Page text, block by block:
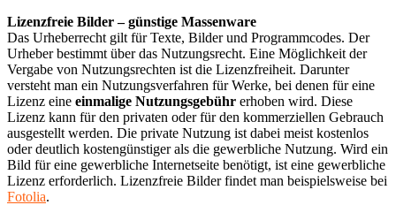
Lizenzfreie Bilder – günstige Massenware
Das Urheberrecht gilt für Texte, Bilder und Programmcodes. Der
Urheber bestimmt über das Nutzungsrecht. Eine Möglichkeit der
Vergabe von Nutzungsrechten ist die Lizenzfreiheit. Darunter
versteht man ein Nutzungsverfahren für Werke, bei denen für eine
Lizenz eine einmalige Nutzungsgebühr erhoben wird. Diese
Lizenz kann für den privaten oder für den kommerziellen Gebrauch
ausgestellt werden. Die private Nutzung ist dabei meist kostenlos
oder deutlich kostengünstiger als die gewerbliche Nutzung. Wird ein
Bild für eine gewerbliche Internetseite benötigt, ist eine gewerbliche
Lizenz erforderlich. Lizenzfreie Bilder findet man beispielsweise bei
Fotolia.